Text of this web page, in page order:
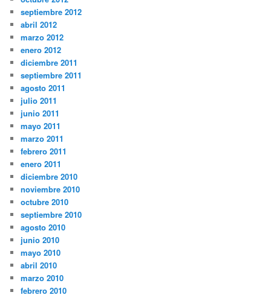
septiembre 2012
abril 2012
marzo 2012
enero 2012
diciembre 2011
septiembre 2011
agosto 2011
julio 2011
junio 2011
mayo 2011
marzo 2011
febrero 2011
enero 2011
diciembre 2010
noviembre 2010
octubre 2010
septiembre 2010
agosto 2010
junio 2010
mayo 2010
abril 2010
marzo 2010
febrero 2010